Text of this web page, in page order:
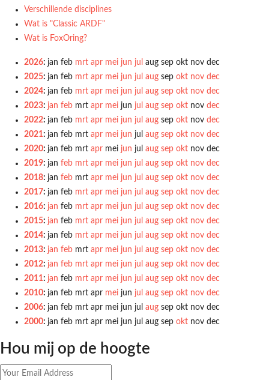
Verschillende disciplines
Wat is "Classic ARDF"
Wat is FoxOring?
2026: jan feb mrt apr mei jun jul aug sep okt nov dec
2025: jan feb mrt apr mei jun jul aug sep okt nov dec
2024: jan feb mrt apr mei jun jul aug sep okt nov dec
2023: jan feb mrt apr mei jun jul aug sep okt nov dec
2022: jan feb mrt apr mei jun jul aug sep okt nov dec
2021: jan feb mrt apr mei jun jul aug sep okt nov dec
2020: jan feb mrt apr mei jun jul aug sep okt nov dec
2019: jan feb mrt apr mei jun jul aug sep okt nov dec
2018: jan feb mrt apr mei jun jul aug sep okt nov dec
2017: jan feb mrt apr mei jun jul aug sep okt nov dec
2016: jan feb mrt apr mei jun jul aug sep okt nov dec
2015: jan feb mrt apr mei jun jul aug sep okt nov dec
2014: jan feb mrt apr mei jun jul aug sep okt nov dec
2013: jan feb mrt apr mei jun jul aug sep okt nov dec
2012: jan feb mrt apr mei jun jul aug sep okt nov dec
2011: jan feb mrt apr mei jun jul aug sep okt nov dec
2010: jan feb mrt apr mei jun jul aug sep okt nov dec
2006: jan feb mrt apr mei jun jul aug sep okt nov dec
2000: jan feb mrt apr mei jun jul aug sep okt nov dec
Hou mij op de hoogte